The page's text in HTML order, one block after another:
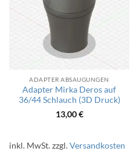
ADAPTER ABSAUGUNGEN
Adapter Mirka Deros auf
36/44 Schlauch (3D Druck)
13,00€
inkl. MwSt.zzgl.Versandkosten